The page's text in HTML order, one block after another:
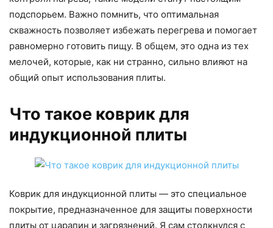
подспорьем. Важно помнить, что оптимальная
скважность позволяет избежать перегрева и помогает
равномерно готовить пищу. В общем, это одна из тех
мелочей, которые, как ни странно, сильно влияют на
общий опыт использования плиты.
Что такое коврик для
индукционной плиты
Коврик для индукционной плиты — это специальное
покрытие, предназначенное для защиты поверхности
плиты от царапин и загрязнений. Я сам столкнулся с